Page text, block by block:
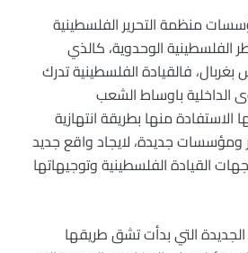
منظمة التحرير الفلسطينية
الفلسطينية الوحدوية، كالذي
فالقيادة الفلسطينية تدرك
الداخلية باوساط الشعب
منها بطريقة انتهازية
ومؤسسات جديدة، لايجاد واقع جديد
القيادة الفلسطينية وتوجيهاتها
التي بدأت تشق طريقها